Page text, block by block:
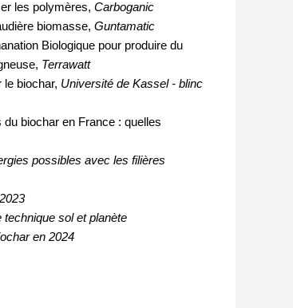
les polymères, Carboganic
biomasse, Guntamatic
Biologique pour produire du
Terrawatt
biochar, Université de Kassel - blinc
biochar en France : quelles
possibles avec les filières
sol et planète
en 2024